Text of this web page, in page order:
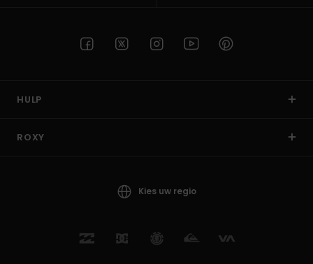
HULP
ROXY
Kies uw regio